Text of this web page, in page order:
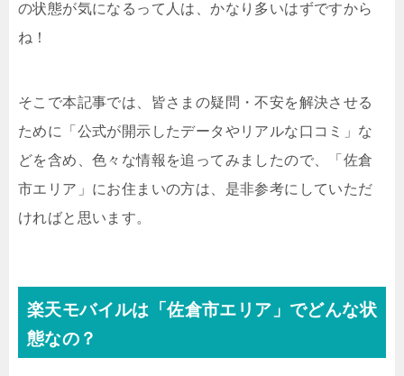
の状態が気になるって人は、かなり多いはずですから
ね！
そこで本記事では、皆さまの疑問・不安を解決させる
ために「公式が開示したデータやリアルな口コミ」な
どを含め、色々な情報を追ってみましたので、「佐倉
市エリア」にお住まいの方は、是非参考にしていただ
ければと思います。
楽天モバイルは「佐倉市エリア」でどんな状
態なの？